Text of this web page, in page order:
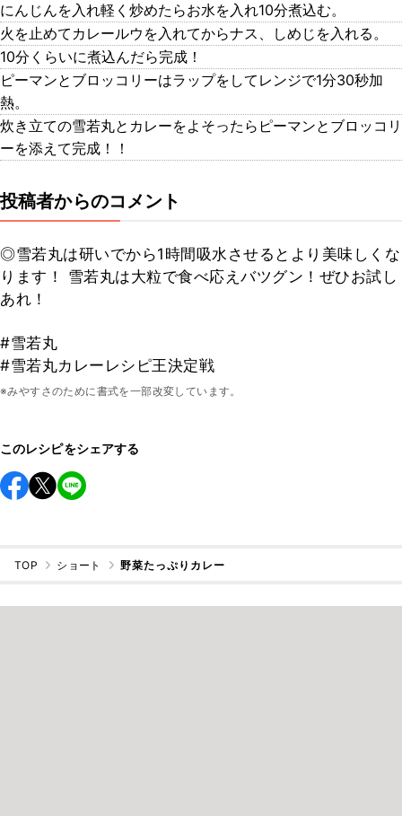
にんじんを入れ軽く炒めたらお水を入れ10分煮込む。
火を止めてカレールウを入れてからナス、しめじを入れる。
10分くらいに煮込んだら完成！
ピーマンとブロッコリーはラップをしてレンジで1分30秒加
熱。
炊き立ての雪若丸とカレーをよそったらピーマンとブロッコリ
ーを添えて完成！！
投稿者からのコメント
◎雪若丸は研いでから1時間吸水させるとより美味しくな
ります！ 雪若丸は大粒で食べ応えバツグン！ぜひお試し
あれ！
#雪若丸
#雪若丸カレーレシピ王決定戦
※みやすさのために書式を一部改変しています。
このレシピをシェアする
TOP ショート 野菜たっぷりカレー